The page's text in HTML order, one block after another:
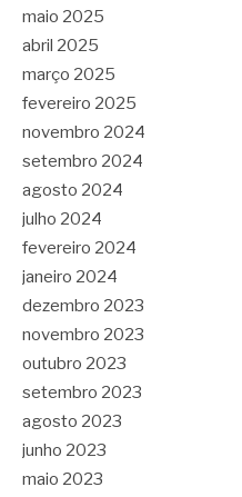
maio 2025
abril 2025
março 2025
fevereiro 2025
novembro 2024
setembro 2024
agosto 2024
julho 2024
fevereiro 2024
janeiro 2024
dezembro 2023
novembro 2023
outubro 2023
setembro 2023
agosto 2023
junho 2023
maio 2023